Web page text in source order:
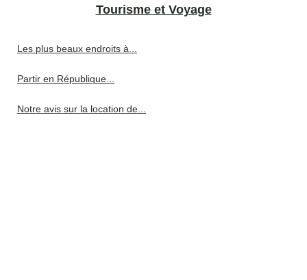
Tourisme et Voyage
Les plus beaux endroits à...
Partir en République...
Notre avis sur la location de...